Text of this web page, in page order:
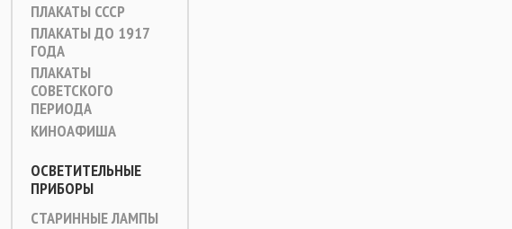
ПЛАКАТЫ СССР
ПЛАКАТЫ ДО 1917
ГОДА
ПЛАКАТЫ
СОВЕТСКОГО
ПЕРИОДА
КИНОАФИША
ОСВЕТИТЕЛЬНЫЕ
ПРИБОРЫ
СТАРИННЫЕ ЛАМПЫ